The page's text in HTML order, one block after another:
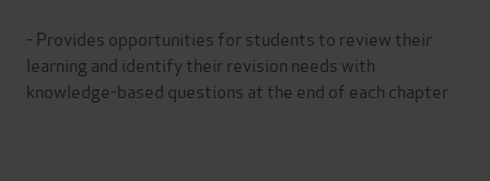
- Provides opportunities for students to review their
learning and identify their revision needs with
knowledge-based questions at the end of each chapter